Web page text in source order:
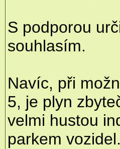
S podporou
souhlasím.
Navíc, při
5, je plyn
velmi hustou
parkem